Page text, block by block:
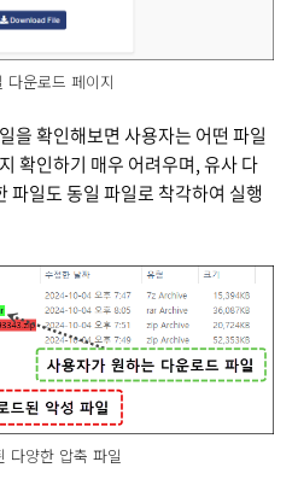
다운로드 페이지
을 확인해보면 사용자는 어떤 파일
확인하기 매우 어려우며, 유사 다
파일도 동일 파일로 착각하여 실행
다양한 압축 파일